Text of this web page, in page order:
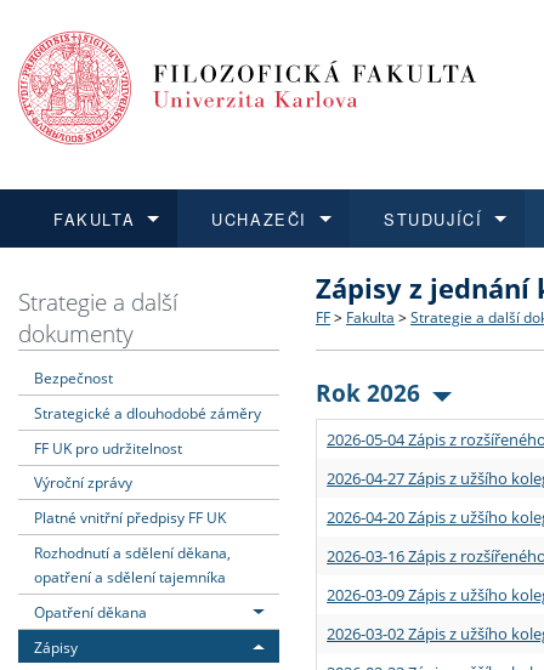
FAKULTA
Dozvědět se více
Struktura a historie
Strategie a další
Podpora a benefity pro
Absolventi fakulty
UCHAZEČI
Podat přihlášku
Co studovat a jak se
Učitelské studijní
Informace k průběhu
STUDUJÍCÍ
Dozvědět se více
Bakalářské a magisterské
Doktorské studium
Rigorózní řízení
Dozvědět se více
O vědě a výzkumu na FF
Akademické kvalifikace
Granty a projekty
Dozvědět se více
Aktuální nabídky a
Vyjíždějící studenti
Přijíždějící studenti
Vyjíždějící zaměstnanci
Strategie a další
dokumenty
Bezpečnost
Strategické a dlouhodobé záměry
FF UK pro udržitelnost
Výroční zprávy
Platné vnitřní předpisy FF UK
Rozhodnutí a sdělení děkana,
opatření a sdělení tajemníka
Opatření děkana
Zápisy
Zápisy z jednání
FF > Fakulta > Strategie a další
Rok 2026
2026-05-04 Zápis z
2026-04-27 Zápis z užšího
2026-04-20 Zápis z užšího
2026-03-16 Zápis z
2026-03-09 Zápis z užšího
2026-03-02 Zápis z užšího